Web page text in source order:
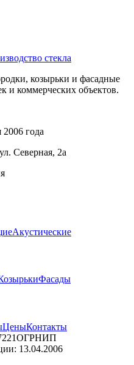
стекла
козырьки и фасадные
и коммерческих объектов.
2006 года
Северная, 2а
Акустические
Фасады
ЦеныКонтакты
ОГРНИП
13.04.2006